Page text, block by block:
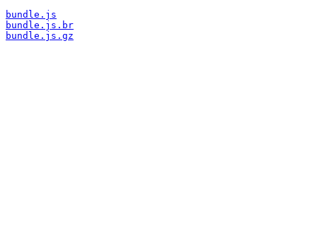
bundle.js
bundle.js.br
bundle.js.gz